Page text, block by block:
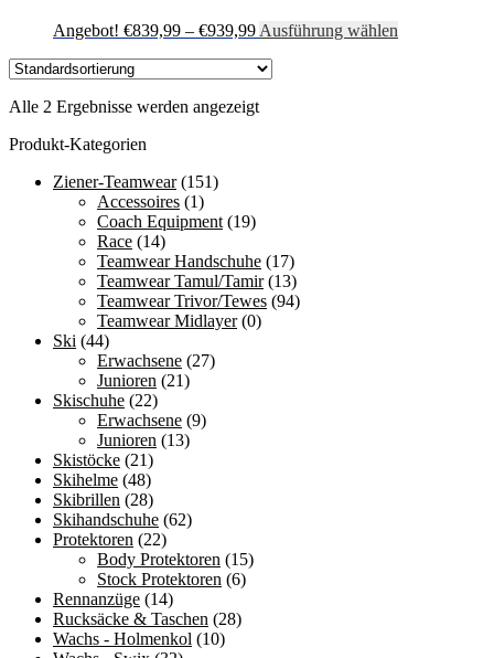
können
Angebot! €839,99 – €939,99Preisspanne:
bis
Ausführung wählen
Alle 2 Ergebnisse werden angezeigt
Produkt-Kategorien
Ziener-Teamwear (151)
Accessoires (1)
Coach Equipment (19)
Race (14)
Teamwear Handschuhe (17)
Teamwear Tamul/Tamir (13)
Teamwear Trivor/Tewes (94)
Teamwear Midlayer (0)
Ski (44)
Erwachsene (27)
Junioren (21)
Skischuhe (22)
Erwachsene (9)
Junioren (13)
Skistöcke (21)
Skihelme (48)
Skibrillen (28)
Skihandschuhe (62)
Protektoren (22)
Body Protektoren (15)
Stock Protektoren (6)
Rennanzüge (14)
Rucksäcke & Taschen (28)
Wachs - Holmenkol (10)